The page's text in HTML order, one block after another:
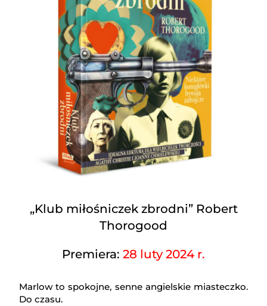
„Klub miłośniczek zbrodni” Robert
Thorogood
Premiera: 28 luty 2024 r.
Marlow to spokojne, senne angielskie miasteczko.
Do czasu.